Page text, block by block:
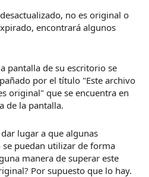
no es original o
, encontrará algunos
pantalla de su escritorio se
por el título "Este archivo
original" que se encuentra en
de la pantalla.
lugar a que algunas
puedan utilizar de forma
manera de superar este
Por supuesto que lo hay.